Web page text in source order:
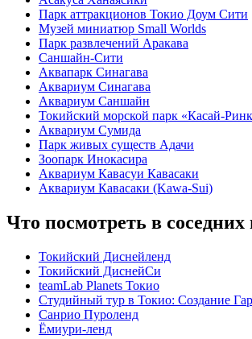
Парк аттракционов Токио Доум Сити
Музей миниатюр Small Worlds
Парк развлечений Аракава
Саншайн-Сити
Аквапарк Синагава
Аквариум Синагава
Аквариум Саншайн
Токийский морской парк «Касай-
Аквариум Сумида
Парк живых существ Адачи
Зоопарк Инокасира
Аквариум Кавасуи Кавасаки
Аквариум Кавасаки (Kawa-Sui)
Что посмотреть в соседних
Токийский Диснейленд
Токийский ДиснейСи
teamLab Planets Токио
Студийный тур в Токио: Создание
Санрио Пуроленд
Ёмиури-ленд